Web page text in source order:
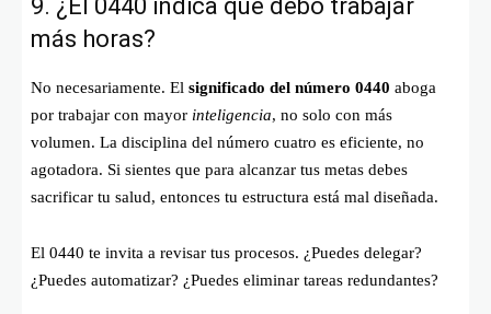
9. ¿El 0440 indica que debo trabajar
más horas?
No necesariamente. El significado del número 0440 aboga
por trabajar con mayor inteligencia, no solo con más
volumen. La disciplina del número cuatro es eficiente, no
agotadora. Si sientes que para alcanzar tus metas debes
sacrificar tu salud, entonces tu estructura está mal diseñada.
El 0440 te invita a revisar tus procesos. ¿Puedes delegar?
¿Puedes automatizar? ¿Puedes eliminar tareas redundantes?